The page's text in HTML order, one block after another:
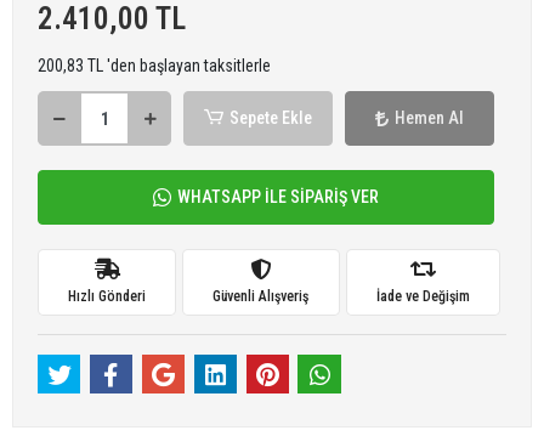
2.410,00 TL
200,83 TL 'den başlayan taksitlerle
Sepete Ekle Hemen Al
WHATSAPP İLE SİPARİŞ VER
Hızlı Gönderi Güvenli Alışveriş İade ve Değişim